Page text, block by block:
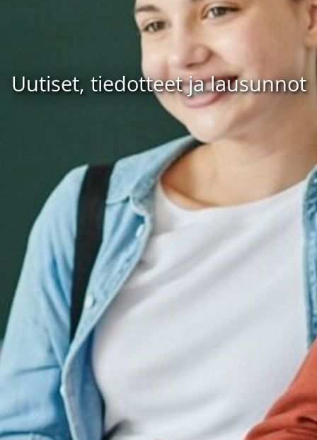
Uutiset, tiedotteet ja lausunnot